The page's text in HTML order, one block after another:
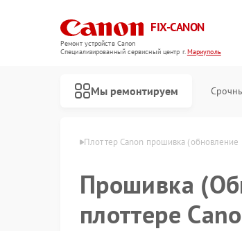
FIX-CANON
Ремонт устройств Canon
Специализированный cервисный центр г.Мариуполь
Мы ремонтируем
в Мариуполе Плоттер Canon прошивка (обновление
Прошивка
плоттере